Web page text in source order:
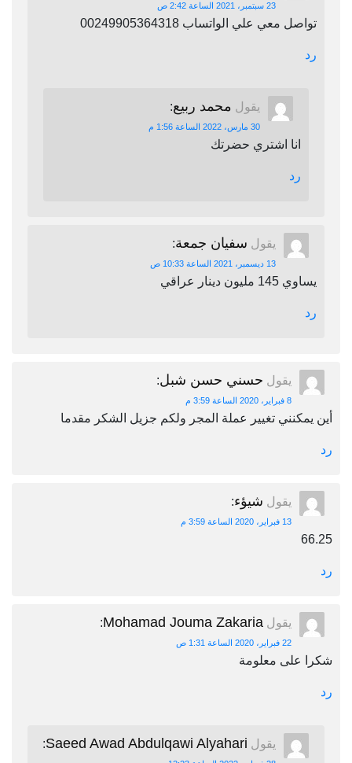
23 سبتمبر، 2021 الساعة 2:42 ص
تواصل معي علي الواتساب 00249905364318
رد
يقول محمد ربيع:
30 مارس، 2022 الساعة 1:56 م
انا اشتري حضرتك
رد
يقول سفيان جمعة:
13 ديسمبر، 2021 الساعة 10:33 ص
يساوي 145 مليون دينار عراقي
رد
يقول حسني حسن شبل:
8 فبراير، 2020 الساعة 3:59 م
أين يمكنني تغيير عملة المجر ولكم جزيل الشكر مقدما
رد
يقول شيؤء:
13 فبراير، 2020 الساعة 3:59 م
66.25
رد
يقول Mohamad Jouma Zakaria
:
22 فبراير، 2020 الساعة 1:31 ص
شكرا على معلومة
رد
يقول Saeed Awad Abdulqawi Alyahari
: